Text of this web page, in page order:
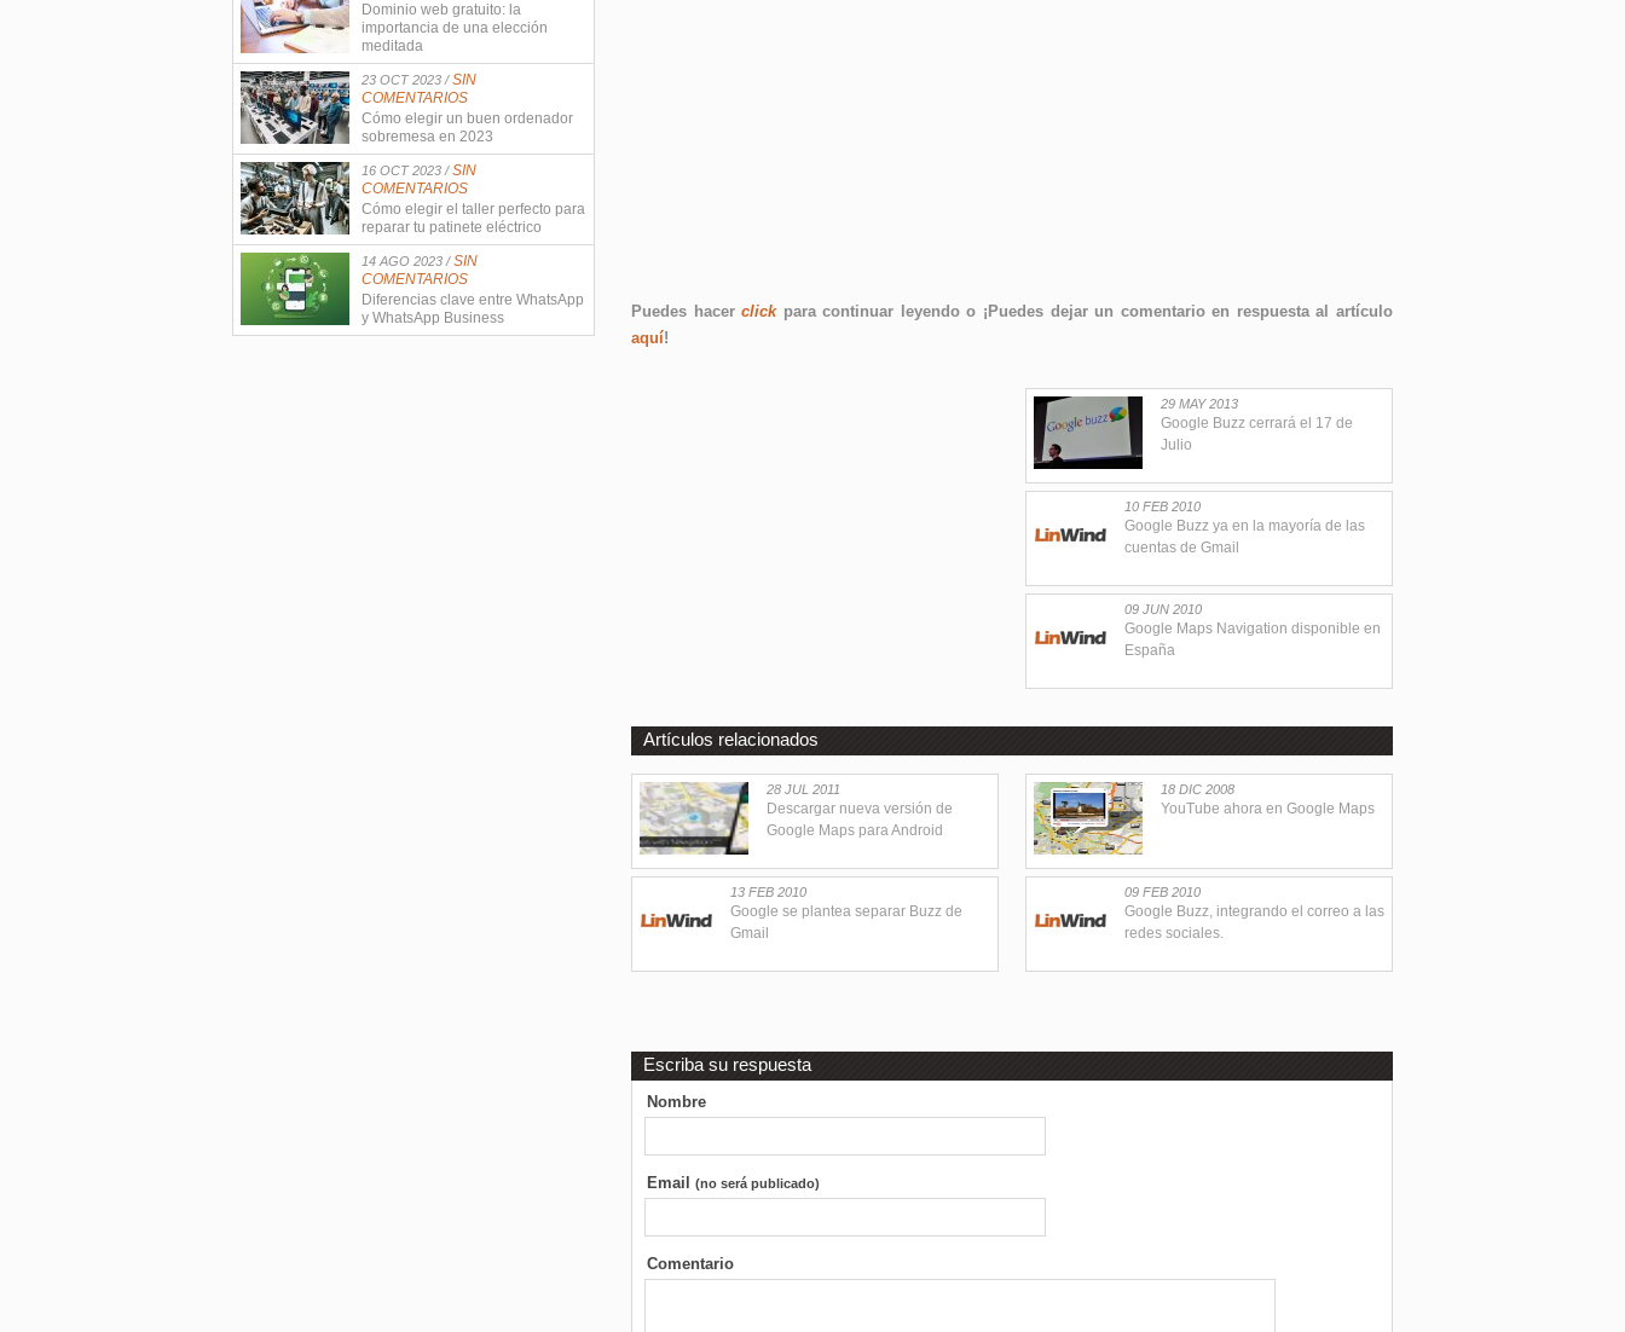
Puedes hacerclickpara continuar leyendo o ¡Puedes dejar un comentario en respuesta al artículo
aquí!
29 MAY 2013
Google Buzz cerrará el 17 de
Julio
10 FEB 2010
Google Buzz ya en la mayoría de las
cuentas de Gmail
09 JUN 2010
Google Maps Navigation disponible en
España
Artículos relacionados
18 DIC 2008
YouTube ahora en Google Maps
28 JUL 2011
Descargar nueva versión de
Google Maps para Android
09 FEB 2010
Google Buzz, integrando el correo a las
redes sociales.
13 FEB 2010
Google se plantea separar Buzz de
Gmail
Escriba su respuesta
Nombre
Email (no será publicado)
Comentario
Dominio web gratuito: la
importancia de una elección
meditada
23 OCT 2023 /SIN
COMENTARIOS
Cómo elegir un buen ordenador
sobremesa en 2023
16 OCT 2023 /SIN
COMENTARIOS
Cómo elegir el taller perfecto para
reparar tu patinete eléctrico
14 AGO 2023 /SIN
COMENTARIOS
Diferencias clave entre WhatsApp
y WhatsApp Business